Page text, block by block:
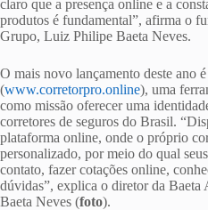
claro que a presença online e a
produtos é fundamental”, afirma o
Grupo, Luiz Philipe Baeta Neves.
O mais novo lançamento deste ano
(www.corretorpro.online), uma
como missão oferecer uma
corretores de seguros do Brasil.
plataforma online, onde o próprio
personalizado, por meio do qual
contato, fazer cotações online,
dúvidas”, explica o diretor da Baeta
Baeta Neves (foto).